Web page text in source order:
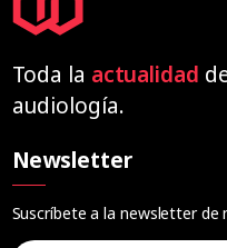
Toda la actualidad
audiología.
Newsletter
Suscríbete a la newsletter de